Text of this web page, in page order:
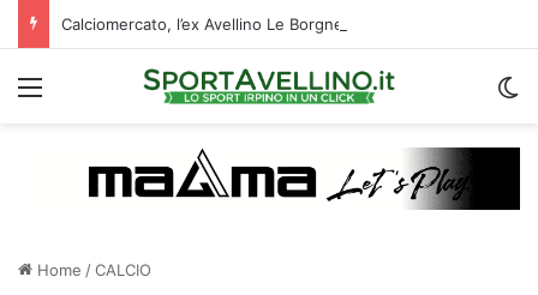
Menu
Home /CALCIO